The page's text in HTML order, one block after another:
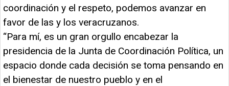
coordinación y el respeto, podemos avanzar en
favor de las y los veracruzanos.
“Para mí, es un gran orgullo encabezar la
presidencia de la Junta de Coordinación Política, un
espacio donde cada decisión se toma pensando en
el bienestar de nuestro pueblo y en el